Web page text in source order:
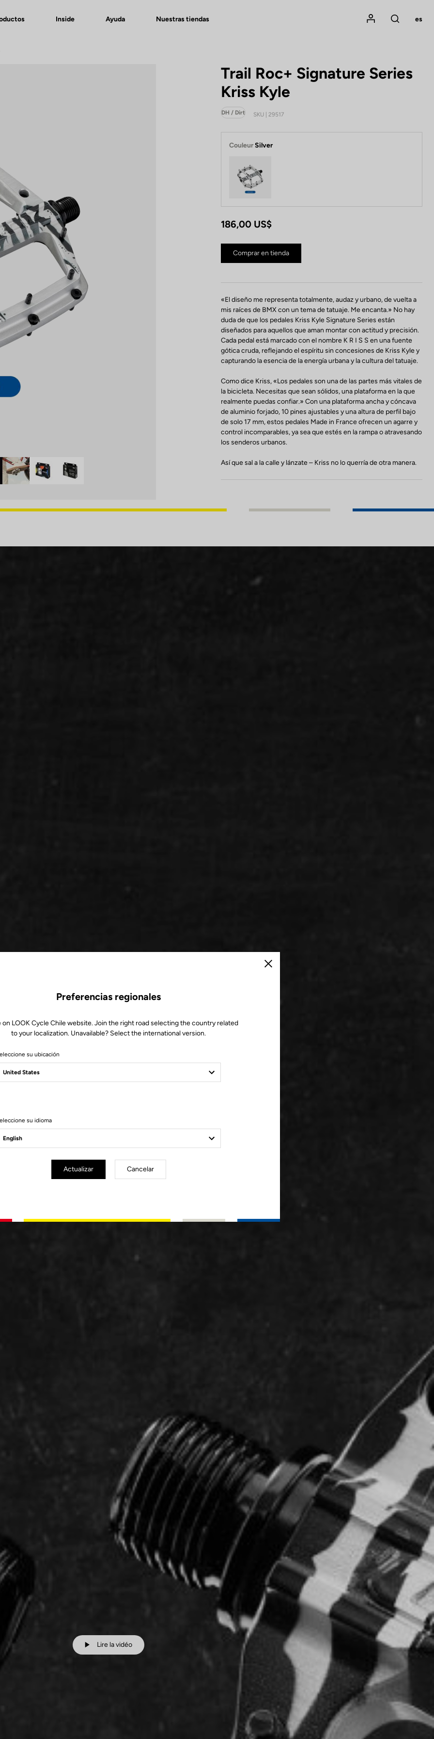
Inside Ayuda Nuestras tiendas
Mon compte
Rechercher
es
Trail Roc+ Signature Series
Kriss Kyle
DH / Dirt SKU | 29517
CouleurSilver
186,00 US$
Comprar en tienda
«El diseño me representa totalmente, audaz y urbano, de vuelta a
mis raíces de BMX con un tema de tatuaje. Me encanta.» No hay
duda de que los pedales Kriss Kyle Signature Series están
diseñados para aquellos que aman montar con actitud y precisión.
Cada pedal está marcado con el nombre K R I S S en una fuente
gótica cruda, reflejando el espíritu sin concesiones de Kriss Kyle y
capturando la esencia de la energía urbana y la cultura del tatuaje.
Como dice Kriss, «Los pedales son una de las partes más vitales de
la bicicleta. Necesitas que sean sólidos, una plataforma en la que
realmente puedas confiar.» Con una plataforma ancha y cóncava
de aluminio forjado, 10 pines ajustables y una altura de perfil bajo
de solo 17 mm, estos pedales Made in France ofrecen un agarre y
control incomparables, ya sea que estés en la rampa o atravesando
los senderos urbanos.
Así que sal a la calle y lánzate – Kriss no lo querría de otra manera.
Lire la vidéo
Cerrar
Preferencias regionales
on LOOK Cycle Chile website. Join the right road selecting the country related
to your localization. Unavailable? Select the international version.
su ubicación
su idioma
Actualizar Cancelar